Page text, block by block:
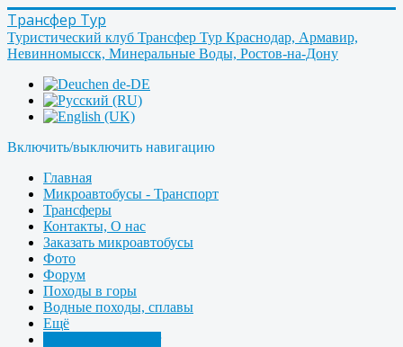
Трансфер Тур
Туристический клуб Трансфер Тур Краснодар, Армавир,
Невинномысск, Минеральные Воды, Ростов-на-Дону
Включить/выключить навигацию
Главная
Микроавтобусы - Транспорт
Трансферы
Контакты, О нас
Заказать микроавтобусы
Фото
Форум
Походы в горы
Водные походы, сплавы
Ещё